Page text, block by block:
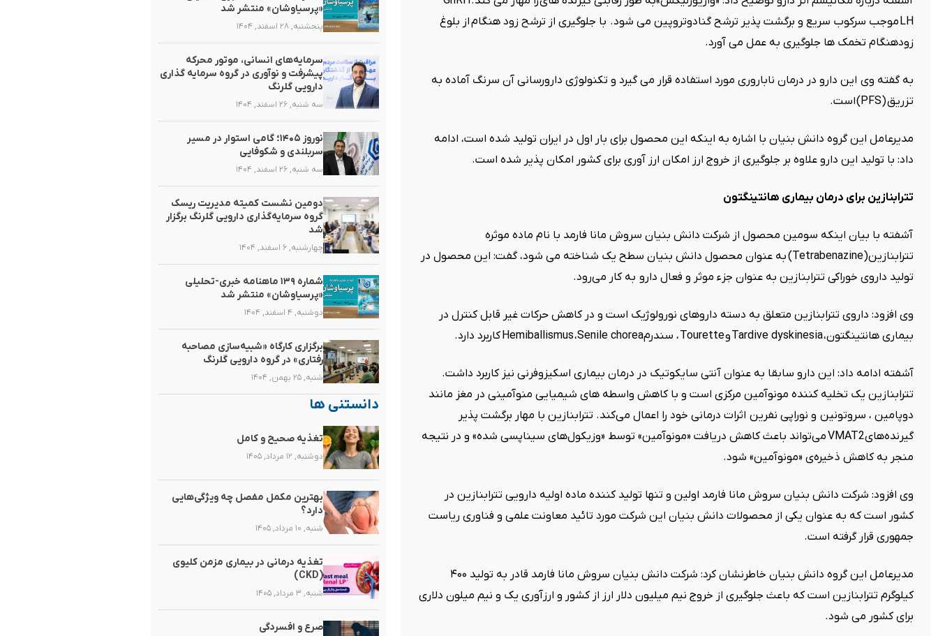
موجب سرکوب سریع و برگشت پذیر ترشح گنادوتروپین می شود. با جلوگیری از ترشح زود هنگامLH
از بلوغ
زودهنگام تخمک ها جلوگیری به عمل می آورد.
به گفته وی این دارو در درمان ناباروری مورد استفاده قرار می گیرد و تکنولوژی دارورسانی آن سرنگ آماده به
تزریق(PFS) است.
مدیرعامل این گروه دانش بنیان با اشاره به اینکه این محصول برای بار اول در ایران تولید شده است، ادامه
داد: با تولید این دارو علاوه بر جلوگیری از خروج ارز امکان ارز آوری برای کشور امکان پذیر شده است.
تترابنازین برای درمان بیماری هانتینگتون
آشفته با بیان اینکه سومین محصول از شرکت دانش بنیان سروش مانا فارمد با نام ماده موثره
تترابنازین(Tetrabenazine)
به عنوان محصول دانش بنیان سطح یک شناخته می شود، گفت: این محصول در
تولید داروی خوراکی تترابنازین به عنوان جزء موثر و فعال دارو به کار می‌رود.
وی افزود: داروی تترابنازین متعلق به دسته داروهای نورولوژیک است و در کاهش حرکات غیر قابل کنترل در
بیماری هانتینگتون،
Hemiballismus،Senile chorea، سندرمTouretteوTardive dyskinesia کاربرد دارد.
آشفته ادامه داد: این دارو سابقا به عنوان آنتی سایکوتیک در درمان بیماری اسکیزوفرنی نیز کاربرد داشت.
تترابنازین یک تخلیه کننده‌ مونوآمین مرکزی است و با کاهش واسطه های شیمیایی منوآمینی در مغز مانند
دوپامین ، سروتونین و نوراپی نفرین اثرات درمانی خود را اعمال می‌کند. تترابنازین با مهار برگشت پذیر
گیرنده‌هایVMAT2می‌تواند باعث کاهش دریافت «مونوآمین» توسط «وزیکول‌های سیناپسی شده» و در نتیجه
منجر به کاهش ذخیره‌ی «مونوآمین» شود.
وی افزود: شرکت دانش بنیان سروش مانا فارمد اولین و تنها تولید کننده ماده اولیه دارویی تترابنازین در
کشور است که به عنوان یکی از محصولات دانش بنیان این شرکت مورد تائید معاونت علمی و فناوری ریاست
جمهوری قرار گرفته است.
مدیرعامل این گروه دانش بنیان خاطرنشان کرد: شرکت دانش بنیان سروش مانا فارمد قادر به تولید ۴۰۰
کیلوگرم تترابنازین است که باعث جلوگیری از خروج نیم میلیون دلار ارز از کشور و ارزآوری یک و نیم میلون دلاری
برای کشور می شود.
«پرسیاوشان» منتشر شد
پنجشنبه, ۲۸ اسفند, ۱۴۰۴
سرمایه‌های انسانی، موتور محرکه
پیشرفت و نوآوری در گروه سرمایه گذاری
دارویی گلرنگ
سه شنبه, ۲۶ اسفند, ۱۴۰۴
نوروز ۱۴۰۵؛ گامی استوار در مسیر
سربلندی و شکوفایی
سه شنبه, ۲۶ اسفند, ۱۴۰۴
دومین نشست کمیته مدیریت ریسک
گروه سرمایه‌گذاری دارویی گلرنگ برگزار
شد
چهارشنبه, ۶ اسفند, ۱۴۰۴
شماره ۱۳۹ ماهنامه خبری-تحلیلی
«پرسیاوشان» منتشر شد
دوشنبه, ۴ اسفند, ۱۴۰۴
برگزاری کارگاه «شبیه‌سازی مصاحبه
رفتاری» در گروه دارویی گلرنگ
شنبه, ۲۵ بهمن, ۱۴۰۴
دانستنی ها
تغذیه صحیح و کامل
دوشنبه, ۱۲ مرداد, ۱۴۰۵
بهترین مکمل مفصل چه ویژگی‌هایی
دارد؟
شنبه, ۱۰ مرداد, ۱۴۰۵
تغذیه‌ درمانی در بیماری مزمن کلیوی
(CKD)
شنبه, ۳ مرداد, ۱۴۰۵
صرع و افسردگی